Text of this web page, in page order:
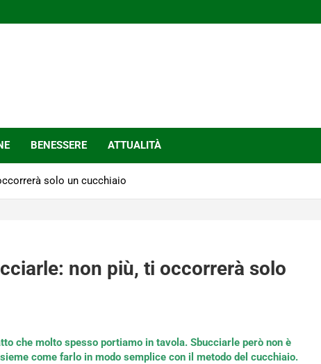
BENESSERE ATTUALITÀ
solo un cucchiaio
non più, ti occorrerà solo
che molto spesso portiamo in tavola. Sbucciarle però non è
come farlo in modo semplice con il metodo del cucchiaio.